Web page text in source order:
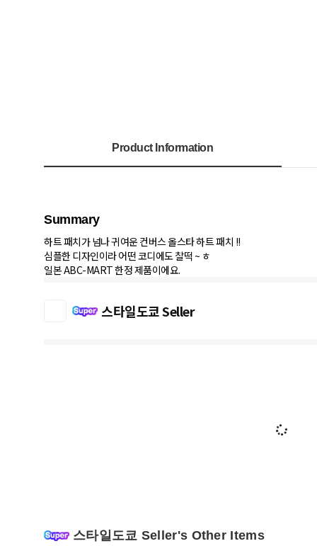
Product Information
Summary
하트 패치가 넘나 귀여운 컨버스 올스타 하트 패치 !!
심플한 디자인이라 어떤 코디에도 찰떡 ~ ㅎ
일본 ABC-MART 한정 제품이에요.
스타일도쿄 Seller
스타일도쿄 Seller's Other Items